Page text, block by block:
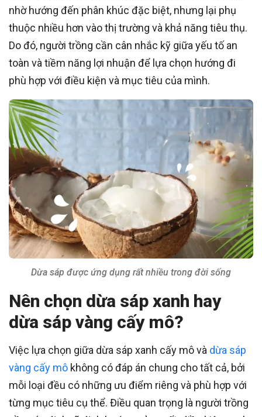
nhờ hướng đến phân khúc đặc biệt, nhưng lại phụ
thuộc nhiều hơn vào thị trường và khả năng tiêu thụ.
Do đó, người trồng cần cân nhắc kỹ giữa yếu tố an
toàn và tiềm năng lợi nhuận để lựa chọn hướng đi
phù hợp với điều kiện và mục tiêu của mình.
Dừa sáp được ứng dụng rất nhiều trong đời sống
Nên chọn dừa sáp xanh hay
dừa sáp vàng cấy mô?
Việc lựa chọn giữa dừa sáp xanh cấy mô và dừa sáp
vàng cấy mô không có đáp án chung cho tất cả, bởi
mỗi loại đều có những ưu điểm riêng và phù hợp với
từng mục tiêu cụ thể. Điều quan trọng là người trồng